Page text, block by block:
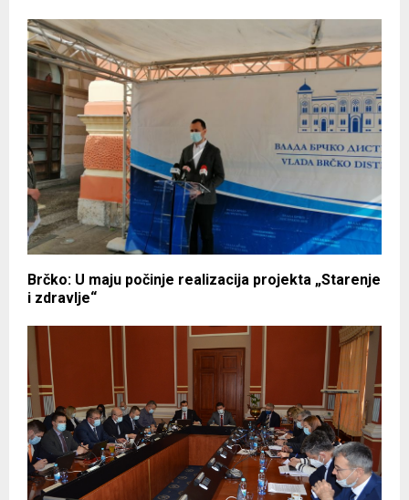
Brčko: U maju počinje realizacija projekta „Starenje
i zdravlje“